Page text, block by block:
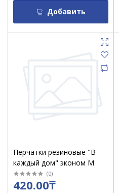
Добавить
Перчатки резиновые "В
каждый дом" эконом M
(0)
420.00₸